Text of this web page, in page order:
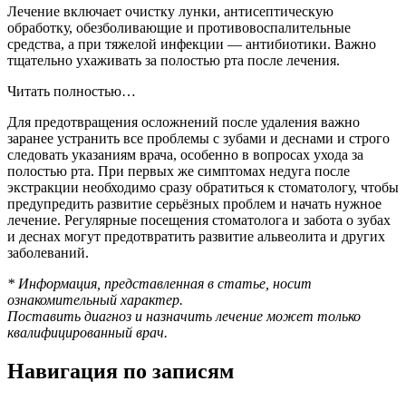
Лечение включает очистку лунки, антисептическую
обработку, обезболивающие и противовоспалительные
средства, а при тяжелой инфекции — антибиотики. Важно
тщательно ухаживать за полостью рта после лечения.
Читать полностью…
Для предотвращения осложнений после удаления важно
заранее устранить все проблемы с зубами и деснами и строго
следовать указаниям врача, особенно в вопросах ухода за
полостью рта. При первых же симптомах недуга после
экстракции необходимо сразу обратиться к стоматологу, чтобы
предупредить развитие серьёзных проблем и начать нужное
лечение. Регулярные посещения стоматолога и забота о зубах
и деснах могут предотвратить развитие альвеолита и других
заболеваний.
* Информация, представленная в статье, носит
ознакомительный характер.
Поставить диагноз и назначить лечение может только
квалифицированный врач.
Навигация по записям